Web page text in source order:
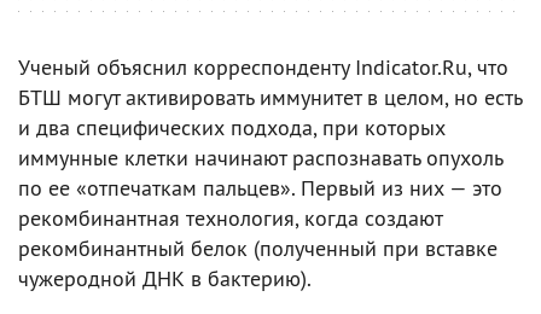
Ученый объяснил корреспонденту Indicator.Ru, что
БТШ могут активировать иммунитет в целом, но есть
и два специфических подхода, при которых
иммунные клетки начинают распознавать опухоль
по ее «отпечаткам пальцев». Первый из них — это
рекомбинантная технология, когда создают
рекомбинантный белок (полученный при вставке
чужеродной ДНК в бактерию).